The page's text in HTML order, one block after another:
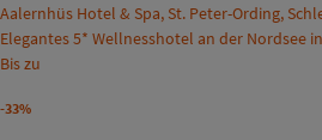
Aalernhüs Hotel & Spa, St. Peter-Ording,
Elegantes 5* Wellnesshotel an der Nordsee
Bis zu
-33%